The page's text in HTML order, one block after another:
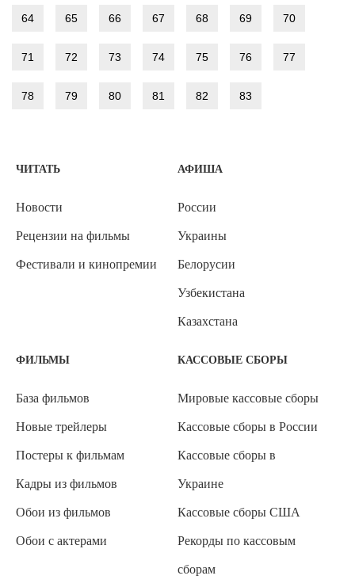
64 65 66 67 68 69 70
71 72 73 74 75 76 77
78 79 80 81 82 83
ЧИТАТЬ
Новости
Рецензии на фильмы
Фестивали и кинопремии
АФИША
России
Украины
Белорусии
Узбекистана
Казахстана
ФИЛЬМЫ
База фильмов
Новые трейлеры
Постеры к фильмам
Кадры из фильмов
Обои из фильмов
Обои с актерами
КАССОВЫЕ СБОРЫ
Мировые кассовые сборы
Кассовые сборы в России
Кассовые сборы в
Украине
Кассовые сборы США
Рекорды по кассовым
сборам